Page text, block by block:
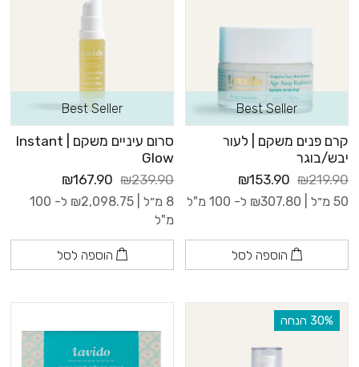
Best Seller
קרם פנים משקם | לעור
יבש/בוגר
₪219.90
₪153.90
50 מ״ל | ₪307.80 ל- 100 מ"ל
הוספה לסל
Best Seller
סרום עיניים משקם | Instant
Glow
₪239.90
₪167.90
8 מ״ל | ₪2,098.75
ל- 100
מ"ל
הוספה לסל
‫30% הנחה